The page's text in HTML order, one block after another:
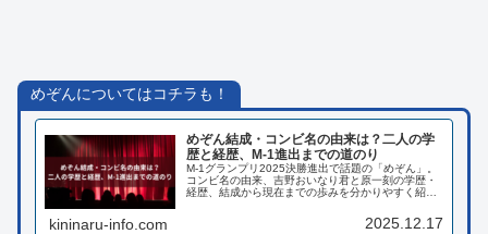
めぞんについてはコチラも！
めぞん結成・コンビ名の由来は？二人の学
歴と経歴、M-1進出までの道のり
M-1グランプリ2025決勝進出で話題の「めぞん」。
コンビ名の由来、吉野おいなり君と原一刻の学歴・
経歴、結成から現在までの歩みを分かりやすく紹介
kininaru-info.com 2025.12.17